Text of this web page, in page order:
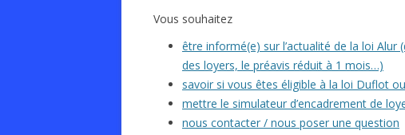
Vous souhaitez
être informé(e) sur l’actualité de la loi Alur
des loyers, le préavis réduit à 1 mois…)
savoir si vous êtes éligible à la loi Duflot
mettre le simulateur d’encadrement de
nous contacter / nous poser une question